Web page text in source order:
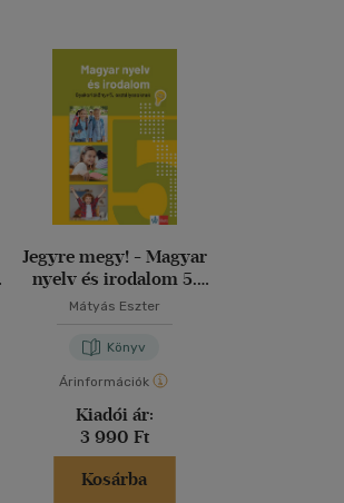
Jegyre megy! - Magyar
nyelv és irodalom 5.
osztályosoknak
Mátyás Eszter
Könyv
Árinformációk
Kiadói ár:
3 990 Ft
Kosárba